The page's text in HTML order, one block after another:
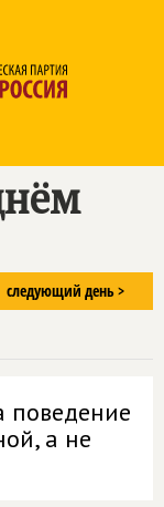
следующий день >
поведение
а не